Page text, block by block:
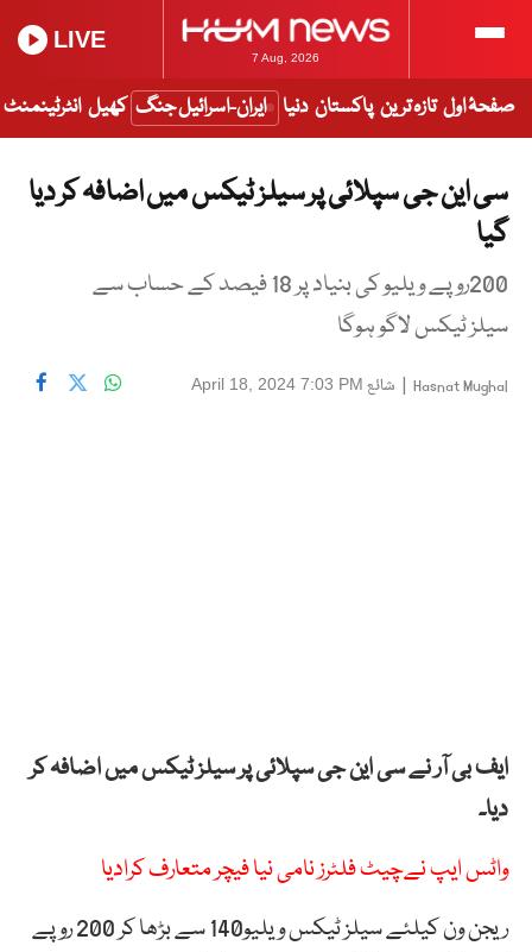
7 Aug, 2026
LIVE
صفحۂ اول تازہ ترین پاکستان دنیا ایران-اسرائیل جنگ کھیل انٹرٹینمنٹ
سی این جی سپلائی پر سیلز ٹیکس میں اضافہ کر دیا
گیا
200روپے ویلیو کی بنیاد پر 18 فیصد کے حساب سے
سیلز ٹیکس لاگو ہوگا
Hasnat Mughal
| شائع April 18, 2024 7:03 PM
ایف بی آر نے سی این جی سپلائی پر سیلز ٹیکس میں اضافہ کر
دیا۔
واٹس ایپ نےچیٹ فلٹرز نامی نیا فیچر متعارف کرادیا
ریجن ون کیلئے سیلز ٹیکس ویلیو140 سے بڑھا کر 200 روپے